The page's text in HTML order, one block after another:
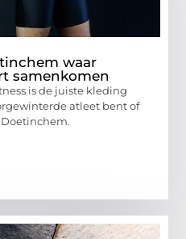
waar
samenkomen
is de juiste kleding
atleet bent of